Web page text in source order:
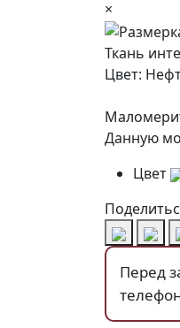
×
Ткань
Цвет:
Данную
Цвет
Перед